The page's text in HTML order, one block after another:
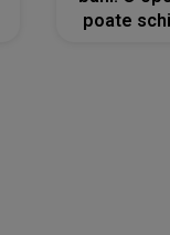
poate